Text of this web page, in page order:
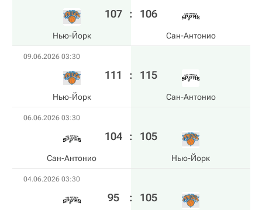
Нью-Йорк
107 : 106
Сан-Антонио
09.06.2026 03:30
Нью-Йорк
111 : 115
Сан-Антонио
06.06.2026 03:30
Сан-Антонио
104 : 105
Нью-Йорк
04.06.2026 03:30
95 : 105